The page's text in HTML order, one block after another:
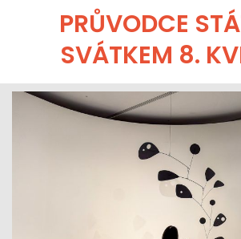
PRŮVODCE
SVÁTKEM 8.